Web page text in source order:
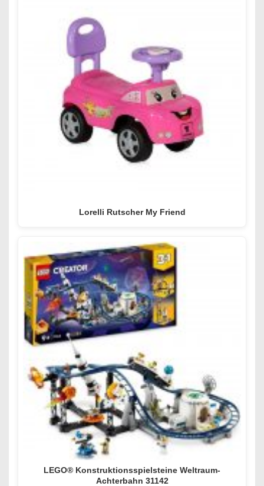
Lorelli Rutscher My Friend
LEGO® Konstruktionsspielsteine Weltraum-
Achterbahn 31142